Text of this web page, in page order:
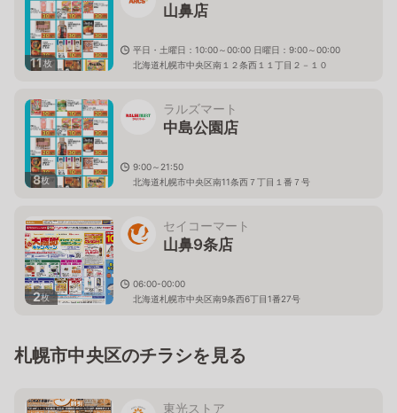
11枚
山鼻店
平日・土曜日：10:00～00:00 日曜日：9:00～00:00
北海道札幌市中央区南１２条西１１丁目２－１０
8枚
ラルズマート
中島公園店
9:00～21:50
北海道札幌市中央区南11条西７丁目１番７号
2枚
セイコーマート
山鼻9条店
06:00-00:00
北海道札幌市中央区南9条西6丁目1番27号
札幌市中央区のチラシを見る
東光ストア